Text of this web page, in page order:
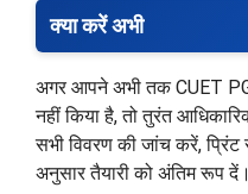
क्या करें अभी
अगर आपने अभी तक CUET
नहीं किया है, तो तुरंत
सभी विवरण की जांच करें, प्रिंट
अनुसार तैयारी को अंतिम रूप दें।